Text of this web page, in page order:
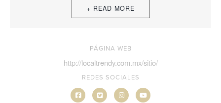
decoración muy trendy.
PÁGINA WEB
http://localtrendy.com.mx/sitio/
REDES SOCIALES